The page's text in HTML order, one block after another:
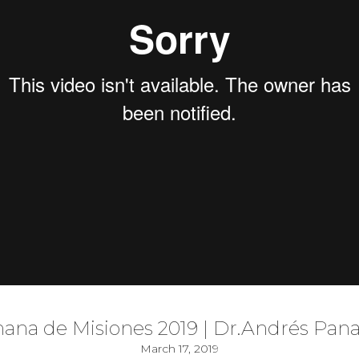
de Misiones 2019 | Dr.Andrés
March 17, 2019